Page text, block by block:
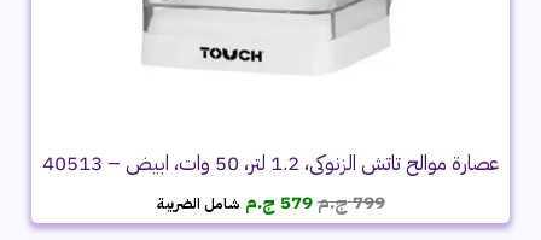
عصارة موالح تاتش الزنوكى، 1.2 لتر، 50 وات، ابيض – 40513
799ج.مالسعر
الأصلي
579 ج.م السعر
الحالي
شامل الضريبة